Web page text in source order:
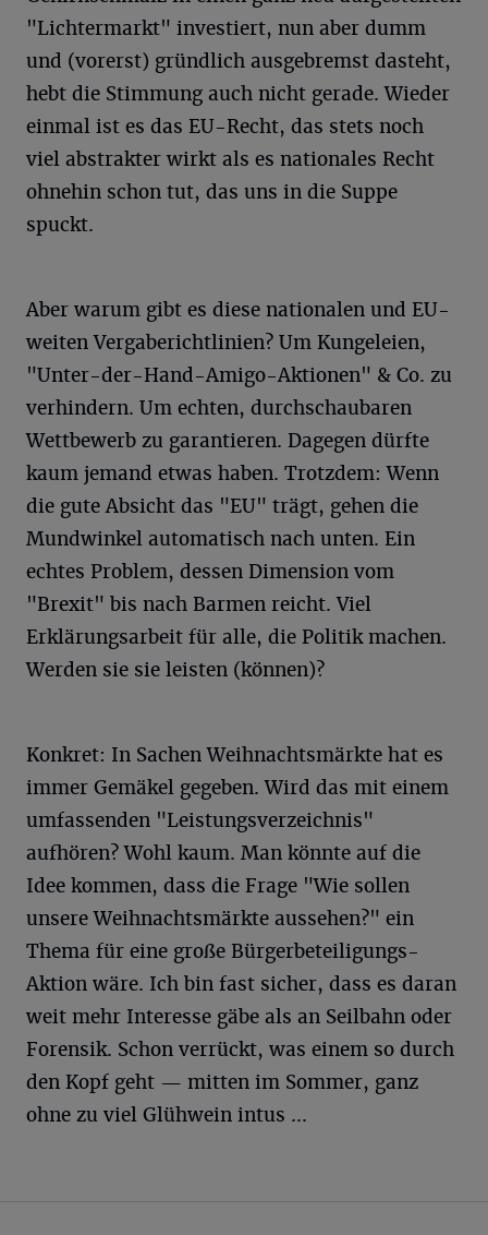
"Lichtermarkt" investiert, nun aber dumm
und (vorerst) gründlich ausgebremst dasteht,
hebt die Stimmung auch nicht gerade. Wieder
einmal ist es das EU-Recht, das stets noch
viel abstrakter wirkt als es nationales Recht
ohnehin schon tut, das uns in die Suppe
spuckt.
Aber warum gibt es diese nationalen und EU-
weiten Vergaberichtlinien? Um Kungeleien,
"Unter-der-Hand-Amigo-Aktionen" & Co. zu
verhindern. Um echten, durchschaubaren
Wettbewerb zu garantieren. Dagegen dürfte
kaum jemand etwas haben. Trotzdem: Wenn
die gute Absicht das "EU" trägt, gehen die
Mundwinkel automatisch nach unten. Ein
echtes Problem, dessen Dimension vom
"Brexit" bis nach Barmen reicht. Viel
Erklärungsarbeit für alle, die Politik machen.
Werden sie sie leisten (können)?
Konkret: In Sachen Weihnachtsmärkte hat es
immer Gemäkel gegeben. Wird das mit einem
umfassenden "Leistungsverzeichnis"
aufhören? Wohl kaum. Man könnte auf die
Idee kommen, dass die Frage "Wie sollen
unsere Weihnachtsmärkte aussehen?" ein
Thema für eine große Bürgerbeteiligungs-
Aktion wäre. Ich bin fast sicher, dass es daran
weit mehr Interesse gäbe als an Seilbahn oder
Forensik. Schon verrückt, was einem so durch
den Kopf geht — mitten im Sommer, ganz
ohne zu viel Glühwein intus ...